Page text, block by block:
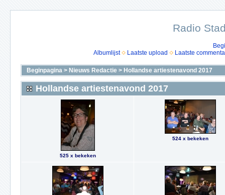
Radio
Albumlijst
Laatste upload Laatste
Beginpagina > Nieuws Redactie > Hollandse artiestenavond 2017
Hollandse artiestenavond 2017
525 x bekeken
524 x bekeken